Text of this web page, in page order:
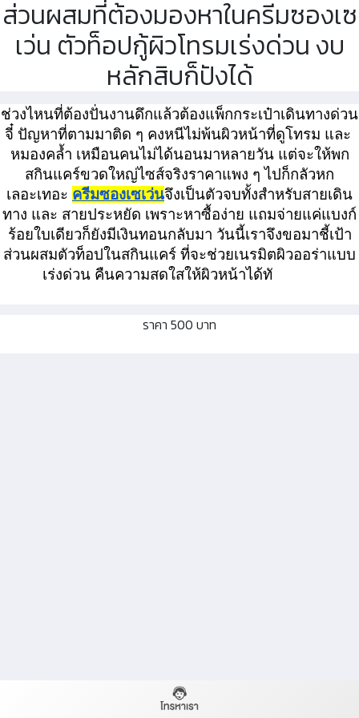
ส่วนผสมที่ต้องมองหาในครีมซองเซ
เว่น ตัวท็อปกู้ผิวโทรมเร่งด่วน งบ
หลักสิบก็ปังได้
ช่วงไหนที่ต้องปั่นงานดึกแล้วต้องแพ็กกระเป๋าเดินทางด่วน
จี๋ ปัญหาที่ตามมาติด ๆ คงหนีไม่พ้นผิวหน้าที่ดูโทรม และ
หมองคล้ำ เหมือนคนไม่ได้นอนมาหลายวัน แต่จะให้พก
สกินแคร์ขวดใหญ่ไซส์จริงราคาแพง ๆ ไปก็กลัวหก
เลอะเทอะ ครีมซองเซเว่นจึงเป็นตัวจบทั้งสำหรับสายเดิน
ทาง และ สายประหยัด เพราะหาซื้อง่าย แถมจ่ายแค่แบงก์
ร้อยใบเดียวก็ยังมีเงินทอนกลับมา วันนี้เราจึงขอมาชี้เป้า
ส่วนผสมตัวท็อปในสกินแคร์ ที่จะช่วยเนรมิตผิวออร่าแบบ
เร่งด่วน คืนความสดใสให้ผิวหน้าได้ทั
ราคา 500 บาท